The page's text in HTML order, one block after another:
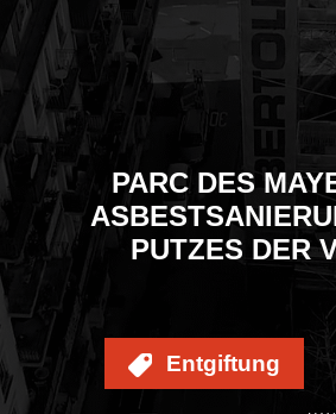
PARC DES
PUTZES DER
Entgiftung